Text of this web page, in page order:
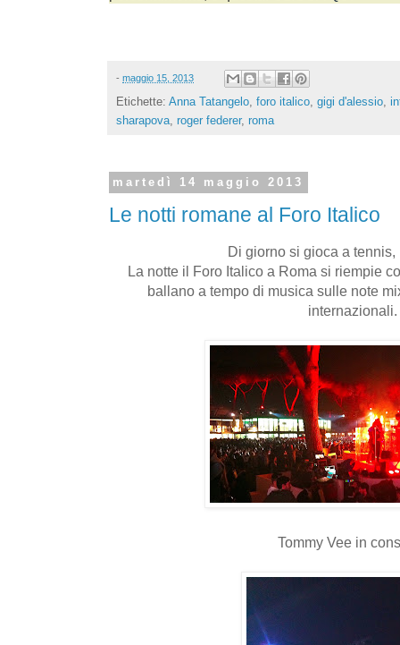
- maggio 15, 2013
Etichette: Anna Tatangelo, foro italico, gigi d'alessio,
sharapova, roger federer, roma
martedì 14 maggio 2013
Le notti romane al Foro Italico
Di giorno si gioca a tennis,
La notte il Foro Italico a Roma si riempie
ballano a tempo di musica sulle note
internazionali.
Tommy Vee in